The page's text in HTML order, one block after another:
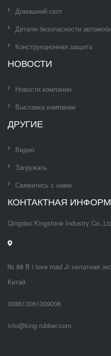
Домашний скот
Детали безопасности
Конструкционная защита
НОВОСТИ
Новости компании
Выставка компании
ДРУГИЕ
Видео
Загружать
Свяжитесь с нами
КОНТАКТНАЯ
Qingdao Kingstone Industry
№ 88 B i love road Ji хелатная
Китай
008613061309008
info@king rubber.com